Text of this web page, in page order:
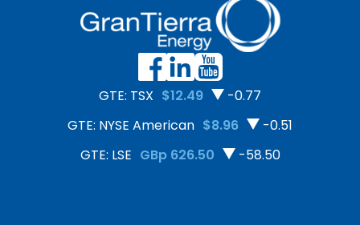
GTE: TSX $12.49
-0.77
GTE: NYSE American $8.96
-0.51
GTE: LSE GBp 626.50 -58.50